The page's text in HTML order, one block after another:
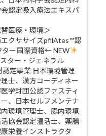
認定吸入療法エキスパ
医療・環境＞
クササイズpfilAtes™認
ター国際資格← NEW
ター・ジェネラル
定事業 日本環境管理
士、漢方コーディネー
学財団公認ファスティ
、日本セルフメンテナ
環境管理士、腸内環境
協会認定温活士、薬膳
栄養インストラクタ